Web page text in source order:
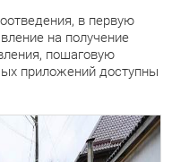
в первую
на получение
пошаговую
приложений доступны